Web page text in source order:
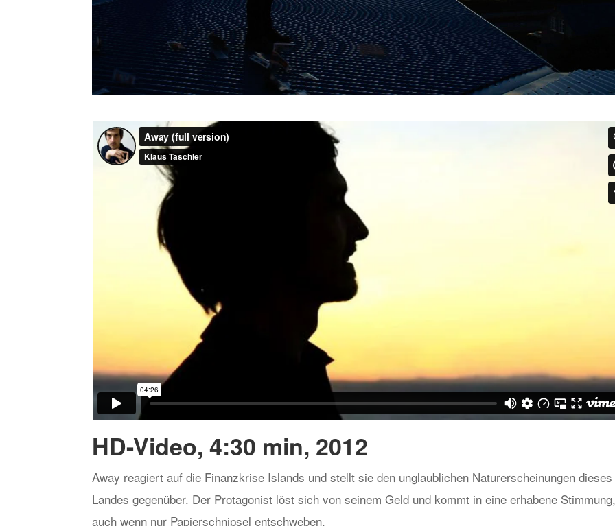
HD-Video, 4:30 min, 2012
Away reagiert auf die Finanzkrise Islands und stellt sie den unglaublichen Naturerscheinungen dieses
Landes gegenüber. Der Protagonist löst sich von seinem Geld und kommt in eine erhabene
auch wenn nur Papierschnipsel entschweben.